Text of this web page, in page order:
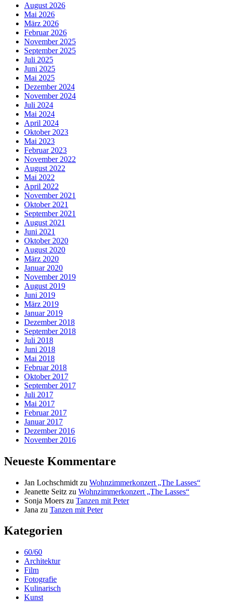
August 2026
Mai 2026
März 2026
Februar 2026
November 2025
September 2025
Juli 2025
Juni 2025
Mai 2025
Dezember 2024
November 2024
Juli 2024
Mai 2024
April 2024
Oktober 2023
Mai 2023
Februar 2023
November 2022
August 2022
Mai 2022
April 2022
November 2021
Oktober 2021
September 2021
August 2021
Juni 2021
Oktober 2020
August 2020
März 2020
Januar 2020
November 2019
August 2019
Juni 2019
März 2019
Januar 2019
Dezember 2018
September 2018
Juli 2018
Juni 2018
Mai 2018
Februar 2018
Oktober 2017
September 2017
Juli 2017
Mai 2017
Februar 2017
Januar 2017
Dezember 2016
November 2016
Neueste Kommentare
Jan Lochschmidt zu Wohnzimmerkonzert „The Lasses“
Jeanette Seitz zu Wohnzimmerkonzert „The Lasses“
Sonja Moers zu Tanzen mit Peter
Jana zu Tanzen mit Peter
Kategorien
60/60
Architektur
Film
Fotografie
Kulinarisch
Kunst